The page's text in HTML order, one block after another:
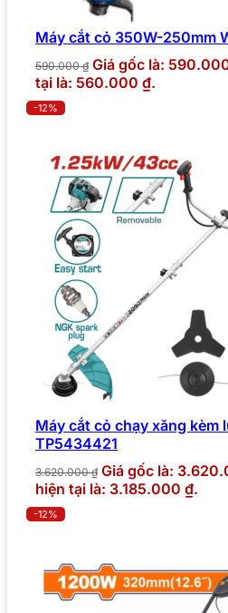
Máy cắt cỏ 350W-250mm
590.000₫ Giá gốc là:
tại là: 560.000 ₫.
-12%
Máy cắt cỏ chạy xăng kèm
TP5434421
3.620.000₫ Giá gốc là:
hiện tại là: 3.185.000 ₫.
-12%